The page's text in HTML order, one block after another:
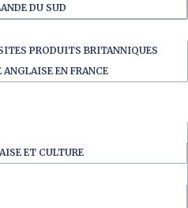
DU SUD
PRODUITS BRITANNIQUES
EN FRANCE
ET CULTURE